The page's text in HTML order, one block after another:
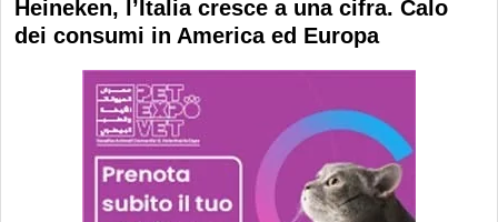
Heineken, l’Italia cresce a una cifra. Calo
dei consumi in America ed Europa